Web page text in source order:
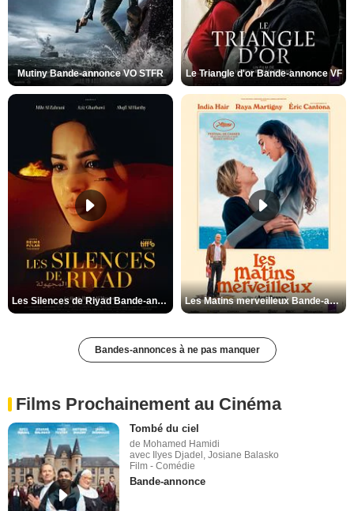
Mutiny Bande-annonce VO STFR Le Triangle d'or Bande-annonce VF
Les Silences de Riyad Bande-annonce VO STFR Les Matins merveilleux Bande-annonce VF
Bandes-annonces à ne pas manquer
Films Prochainement au Cinéma
Tombé du ciel
de Mohamed Hamidi
avec Ilyes Djadel, Josiane Balasko
Film - Comédie
Bande-annonce